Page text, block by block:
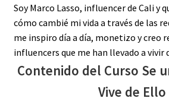
Soy Marco Lasso, influencer de Cali y
cómo cambié mi vida a través de las
me inspiro día a día, monetizo y creo
influencers que me han llevado a vivir
Contenido del Curso Se
Vive de Ello